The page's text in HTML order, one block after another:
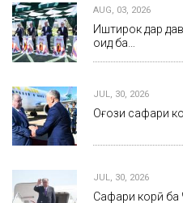
AUG, 03, 2026
Иштирок дар
оид ба…
JUL, 30, 2026
Оғози сафари
JUL, 30, 2026
Сафари корӣ ба